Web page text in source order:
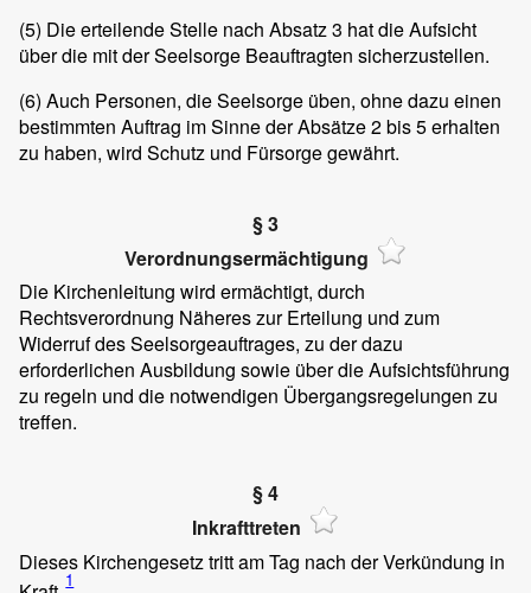
(5) Die erteilende Stelle nach Absatz 3 hat die Aufsicht
über die mit der Seelsorge Beauftragten sicherzustellen.
(6) Auch Personen, die Seelsorge üben, ohne dazu einen
bestimmten Auftrag im Sinne der Absätze 2 bis 5 erhalten
zu haben, wird Schutz und Fürsorge gewährt.
§ 3
Verordnungsermächtigung
Die Kirchenleitung wird ermächtigt, durch
Rechtsverordnung Näheres zur Erteilung und zum
Widerruf des Seelsorgeauftrages, zu der dazu
erforderlichen Ausbildung sowie über die Aufsichtsführung
zu regeln und die notwendigen Übergangsregelungen zu
treffen.
§ 4
Inkrafttreten
Dieses Kirchengesetz tritt am Tag nach der Verkündung in
1